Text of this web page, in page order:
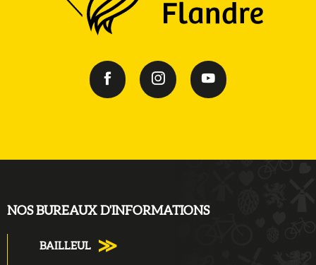
NOS BUREAUX D'INFORMATIONS
BAILLEUL